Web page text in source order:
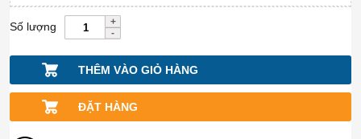
Số lượng
THÊM VÀO GIỎ HÀNG
ĐẶT HÀNG